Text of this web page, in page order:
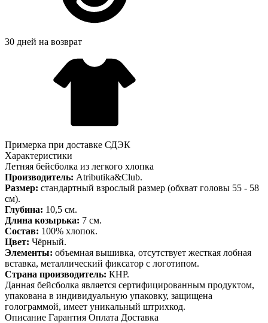
30 дней на возврат
Примерка при доставке СДЭК
Характеристики
Летняя бейсболка из легкого хлопка
Производитель: Atributika&Club.
Размер: стандартный взрослый размер (обхват головы 55 - 58
см).
Глубина: 10,5 см.
Длина козырька: 7 см.
Состав: 100% хлопок.
Цвет: Чёрный.
Элементы: объемная вышивка, отсутствует жесткая лобная
вставка, металлический фиксатор с логотипом.
Страна производитель: КНР.
Данная бейсболка является сертифицированным продуктом,
упакована в индивидуальную упаковку, защищена
голограммой, имеет уникальный штрихкод.
Описание Гарантия Оплата Доставка